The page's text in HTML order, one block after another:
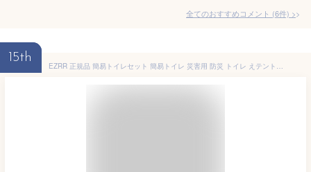
全てのおすすめコメント (6件) >
15th
EZRR 正規品 簡易トイレセット 簡易トイレ 災害用 防災 トイレ えテント折りたたみ アウトドア キャンプ 防災グッズ 登山 渋滞 旅行 建設現場 車載 車中泊グッズ 介護用 持ち運び 組立簡単 災害用 処理袋12枚 凝固剤12パック (緑グリーン, テント＋トイレ)